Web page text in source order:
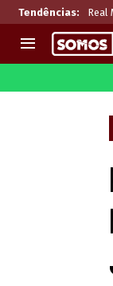
Tendências: Real
PREMIER
LIGA